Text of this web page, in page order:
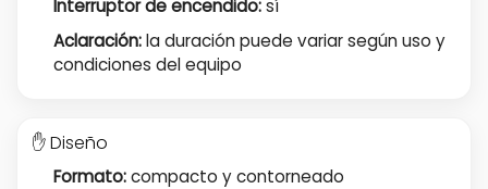
Interruptor de encendido:sí
Aclaración:la duración puede variar según uso y
condiciones del equipo
✋ Diseño
Formato:compacto y contorneado